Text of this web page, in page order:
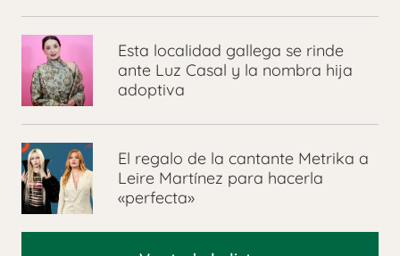
Esta localidad gallega se rinde
ante Luz Casal y la nombra hija
adoptiva
El regalo de la cantante Metrika a
Leire Martínez para hacerla
«perfecta»